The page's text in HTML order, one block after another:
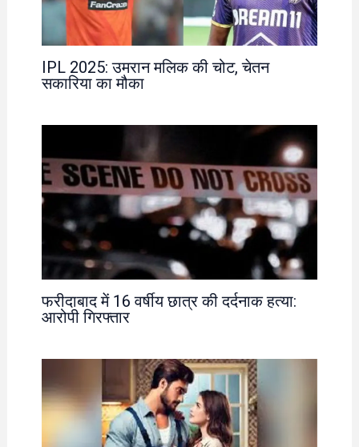
IPL 2025: उमरान मलिक की चोट, चेतन
सकारिया का मौका
फरीदाबाद में 16 वर्षीय छात्र की दर्दनाक हत्या:
आरोपी गिरफ्तार